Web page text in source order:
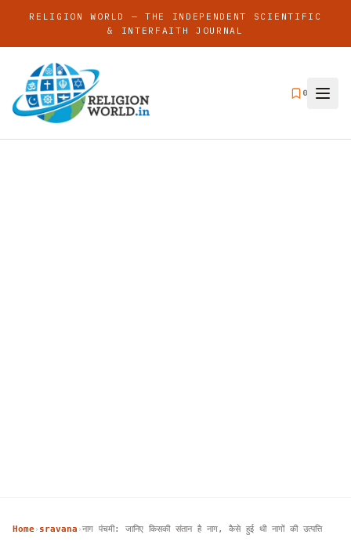
RELIGION WORLD — THE INDEPENDENT SCIENTIFIC
& INTERFAITH JOURNAL
0
Home› sravana ›नाग पंचमी: जानिए किसकी संतान है नाग, कैसे हुई थी नागों की उत्पत्ति